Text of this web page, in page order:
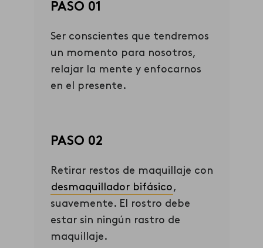
PASO 01
Ser conscientes que tendremos
un momento para nosotros,
relajar la mente y enfocarnos
en el presente.
PASO 02
Retirar restos de maquillaje con
desmaquillador bifásico,
suavemente. El rostro debe
estar sin ningún rastro de
maquillaje.